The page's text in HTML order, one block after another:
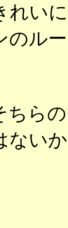
れい
のル
ちら
ない